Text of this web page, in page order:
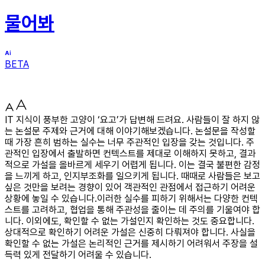
물어봐
BETA
IT 지식이 풍부한 고양이 ‘요고’가 답변해 드려요. 사람들이 잘 하지 않
는 논설문 주제와 근거에 대해 이야기해보겠습니다. 논설문을 작성할
때 가장 흔히 범하는 실수는 너무 주관적인 입장을 갖는 것입니다. 주
관적인 입장에서 출발하면 컨텍스트를 제대로 이해하지 못하고, 결과
적으로 가설을 올바르게 세우기 어렵게 됩니다. 이는 결국 불편한 감정
을 느끼게 하고, 인지부조화를 일으키게 됩니다. 때때로 사람들은 보고
싶은 것만을 보려는 경향이 있어 객관적인 관점에서 접근하기 어려운
상황에 놓일 수 있습니다.이러한 실수를 피하기 위해서는 다양한 컨텍
스트를 고려하고, 협업을 통해 주관성을 줄이는 데 주의를 기울여야 합
니다. 이외에도, 확인할 수 없는 가설인지 확인하는 것도 중요합니다.
상대적으로 확인하기 어려운 가설은 신중히 다뤄져야 합니다. 사실을
확인할 수 없는 가설은 논리적인 근거를 제시하기 어려워서 주장을 설
득력 있게 전달하기 어려울 수 있습니다.